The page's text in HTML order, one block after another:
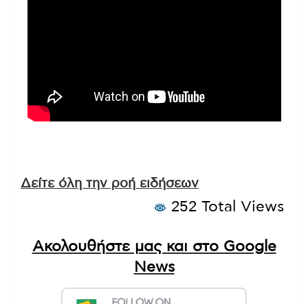
Δείτε όλη την ροή ειδήσεων
252 Total Views
Ακολουθήστε μας και στο Google
News